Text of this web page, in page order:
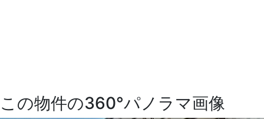
この物件の360°パノラマ画像